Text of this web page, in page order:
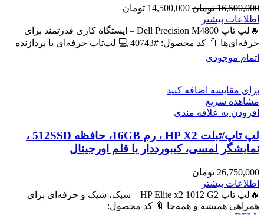
16,500,000 تومان قیمت
16,500,000 تومان
بود.
14,500,000 تومان
14,500,000 تومان
است.
اطلاعات بیشتر
🔥لپ تاپ Dell Precision M4800 – ایستگاه کاری قدرتمند برای
حرفه‌ای‌ها 🔖 کد محصول: #40743 💻 لپ‌تاپ حرفه‌ای با پردازنده
اتمام موجودی
برای مقایسه اضافه کنید
مشاهده سریع
افزودن به علاقه مندی
لپ تاپ/تبلت HP X2 ، رم 16GB، حافظه 512SSD ،
نمایشگر لمسی، کیبورددار با قلم اورجینال
26,750,000 تومان
اطلاعات بیشتر
🔥لپ تاپ HP Elite x2 1012 G2 – سبک، شیک و حرفه‌ای برای
همراهی همیشه و همه‌جا 🔖 کد محصول: